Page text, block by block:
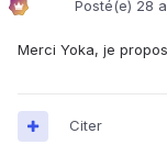
Posté(e) 28
Merci Yoka, je
Citer